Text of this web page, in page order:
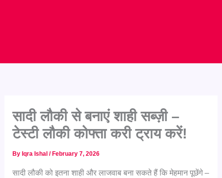
सादी लौकी से बनाएं शाही सब्ज़ी –
टेस्टी लौकी कोफ्ता करी ट्राय करें!
By Iqra Ishal/ February 7, 2026
सादी लौकी को इतना शाही और लाजवाब बना सकते हैं कि मेहमान पूछेंगे –